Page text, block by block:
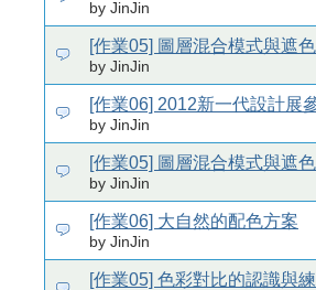
by JinJin
[作業05] 圖層混合模式與遮
by JinJin
[作業06] 2012新一代設計展
by JinJin
[作業05] 圖層混合模式與遮
by JinJin
[作業06] 大自然的配色方案
by JinJin
[作業05] 色彩對比的認識與